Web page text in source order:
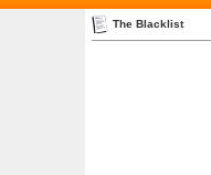
The Blacklist